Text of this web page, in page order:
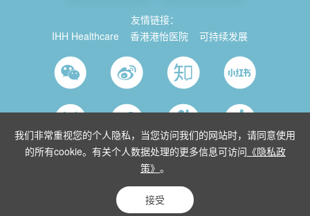
我们非常重视您的个人隐私，当您访问我们的网站时，请同意使用
的所有cookie。有关个人数据处理的更多信息可访问 《隐私政
策》 。
接受
友情链接：
IHH Healthcare
香港港怡医院 可持续发展
沪ICP备2021035743号-1
沪卫（中医）网复审[2015]第10152号
Powered by Yongsy